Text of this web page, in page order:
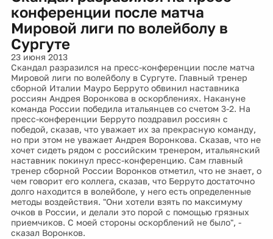
конференции после матча
Мировой лиги по волейболу в
Сургуте
23 июня 2013
Скандал разразился на пресс-конференции после матча
Мировой лиги по волейболу в Сургуте. Главный тренер
сборной Италии Мауро Берруто обвинил наставника
россиян Андрея Воронкова в оскорблениях. Накануне
команда России победила итальянцев со счетом 3-2. На
пресс-конференции Берруто поздравил россиян с
победой, сказав, что уважает их за прекрасную команду,
но при этом не уважает Андрея Воронкова. Сказав, что не
хочет сидеть рядом с российским тренером, итальянский
наставник покинул пресс-конференцию. Сам главный
тренер сборной России Воронков отметил, что не знает, о
чем говорит его коллега, сказав, что Берруто достаточно
долго находится в волейболе, у него есть определенные
методы воздействия. "Они хотели взять по максимуму
очков в России, и делали это порой с помощью грязных
приемчиков. С моей стороны оскорблений не было", -
сказал Воронков.